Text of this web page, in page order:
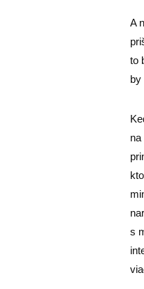
A
to
by
s